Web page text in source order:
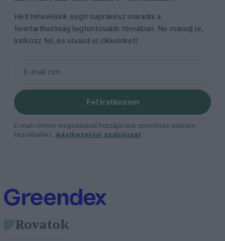
Heti hírlevelünk segít naprakész maradni a
fenntarthatóság legfontosabb témáiban. Ne maradj le,
iratkozz fel, és olvasd el cikkeinket!
Feliratkozom
E-mail-címem megadásával hozzájárulok személyes adataim
kezeléséhez. Adatkezelési szabályzat
Rovatok